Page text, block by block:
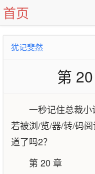
首页
犹记斐然
第 20
一秒记住总裁小
若被浏/览/器/转/码
道了吗2？
第 20 章